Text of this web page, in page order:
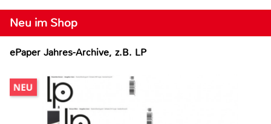
Neu im Shop
ePaper Jahres-Archive, z.B. LP